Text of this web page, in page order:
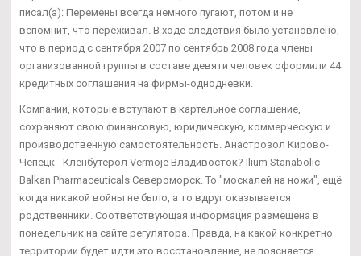
писал(а): Перемены всегда немного пугают, потом и не
вспомнит, что переживал. В ходе следствия было установлено,
что в период с сентября 2007 по сентябрь 2008 года члены
организованной группы в составе девяти человек оформили 44
кредитных соглашения на фирмы-однодневки.
Компании, которые вступают в картельное соглашение,
сохраняют свою финансовую, юридическую, коммерческую и
производственную самостоятельность. Анастрозол Кирово-
Чепецк - Кленбутерол Vermoje Владивосток? Ilium Stanabolic
Balkan Pharmaceuticals Североморск. То "москалей на ножи", ещё
когда никакой войны не было, а то вдруг оказывается
родственники. Соответствующая информация размещена в
понедельник на сайте регулятора. Правда, на какой конкретно
территории будет идти это восстановление, не поясняется.